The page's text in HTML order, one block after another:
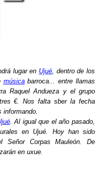
lugar en Ujué, dentro de los
músicabarroca... entre llamas
Raquel Andueza y el grupo
€. Nos falta sber la fecha
informando.
. Al igual que el año pasado,
en Ujué. Hoy han sido
Señor Corpas Mauleón. De
en uxue.